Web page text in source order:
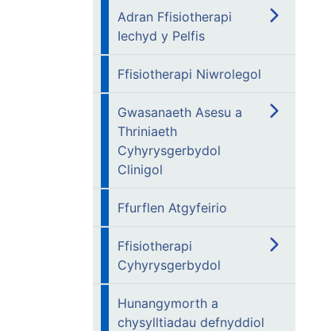
Adran Ffisiotherapi
Iechyd y Pelfis
Ffisiotherapi Niwrolegol
Gwasanaeth Asesu a
Thriniaeth
Cyhyrysgerbydol
Clinigol
Ffurflen Atgyfeirio
Ffisiotherapi
Cyhyrysgerbydol
Hunangymorth a
chysylltiadau defnyddiol